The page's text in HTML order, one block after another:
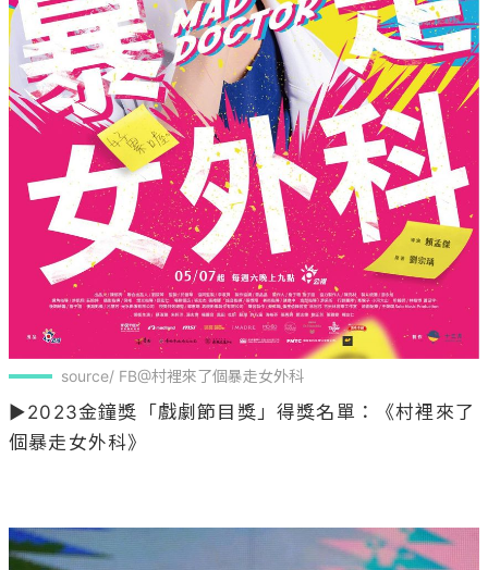
source/ FB@村裡來了個暴走女外科
▶2023金鐘獎「戲劇節目獎」得獎名單：《村裡來了
個暴走女外科》